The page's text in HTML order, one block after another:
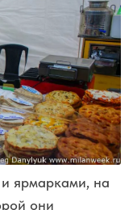
ярмарками, на
они